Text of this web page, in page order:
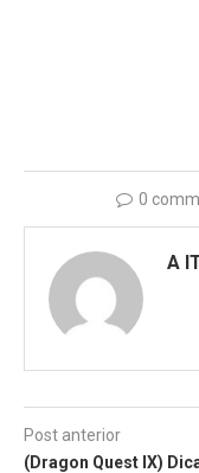
0
A
Post anterior
(Dragon Quest IX)